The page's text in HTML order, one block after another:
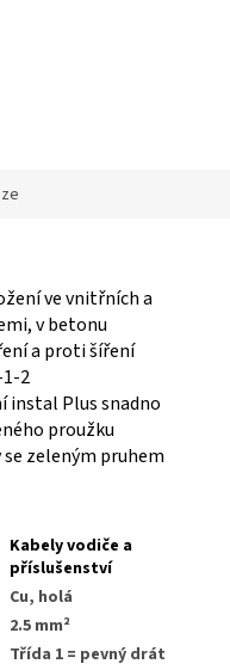
ve vnitřních a
v betonu
a proti šíření
1-2
instal Plus snadno
proužku
se zeleným pruhem
Kabely vodiče a
příslušenství
Cu, holá
2.5 mm²
Třída 1 = pevný drát